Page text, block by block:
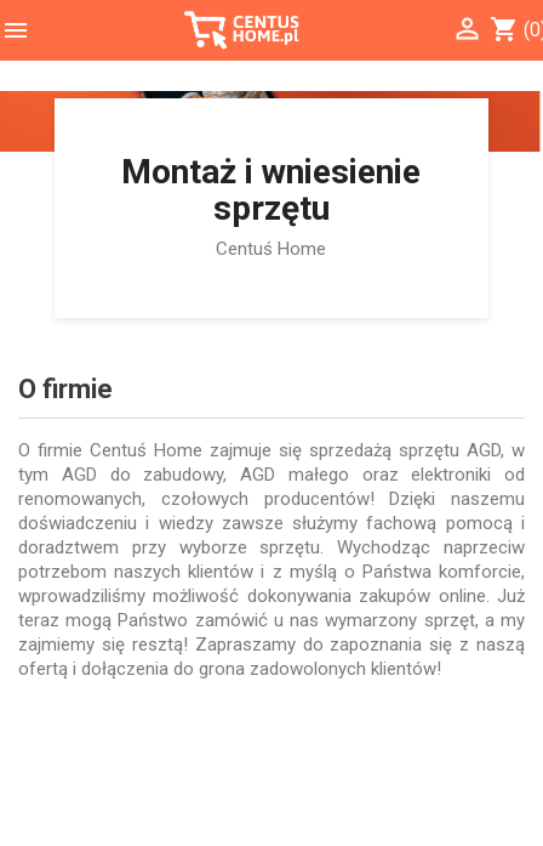
 shopping_cart

Montaż i wniesienie
sprzętu
Centuś Home
O firmie
O firmie Centuś Home zajmuje się sprzedażą sprzętu AGD, w
tym AGD do zabudowy, AGD małego oraz elektroniki od
renomowanych, czołowych producentów! Dzięki naszemu
doświadczeniu i wiedzy zawsze służymy fachową pomocą i
doradztwem przy wyborze sprzętu. Wychodząc naprzeciw
potrzebom naszych klientów i z myślą o Państwa komforcie,
wprowadziliśmy możliwość dokonywania zakupów online. Już
teraz mogą Państwo zamówić u nas wymarzony sprzęt, a my
zajmiemy się resztą! Zapraszamy do zapoznania się z naszą
ofertą i dołączenia do grona zadowolonych klientów!